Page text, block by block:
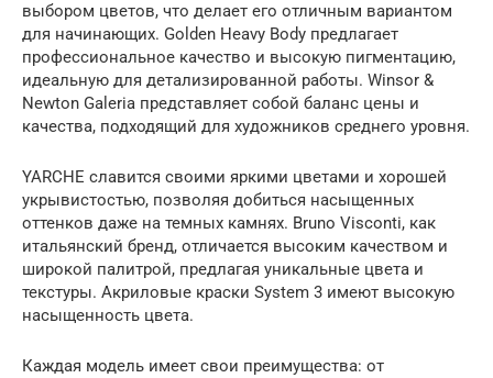
выбором цветов, что делает его отличным вариантом
для начинающих. Golden Heavy Body предлагает
профессиональное качество и высокую пигментацию,
идеальную для детализированной работы. Winsor &
Newton Galeria представляет собой баланс цены и
качества, подходящий для художников среднего уровня.
YARCHE славится своими яркими цветами и хорошей
укрывистостью, позволяя добиться насыщенных
оттенков даже на темных камнях. Bruno Visconti, как
итальянский бренд, отличается высоким качеством и
широкой палитрой, предлагая уникальные цвета и
текстуры. Акриловые краски System 3 имеют высокую
насыщенность цвета.
Каждая модель имеет свои преимущества: от